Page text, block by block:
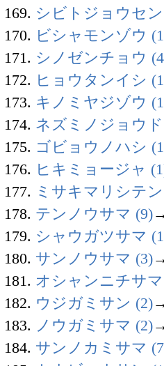
169. シビトジョウセ
170. ビシャモンゾウ
171. シノゼンチョウ
172. ヒョウタンイシ
173. キノミヤジゾウ
174. ネズミノジョウ
175. ゴビョウノハシ
176. ヒキミョージャ
177. ミサキマリシテ
178. テンノウサマ (9)
179. シャウガツサマ
180. サンノウサマ (3)
181. オシャンニチサ
182. ウジガミサン (2)
183. ノウガミサマ (2)
184. サンノカミサマ